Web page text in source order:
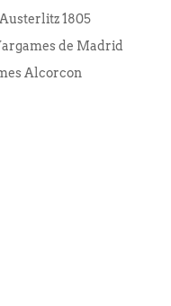
1805
de Madrid
Alcorcon